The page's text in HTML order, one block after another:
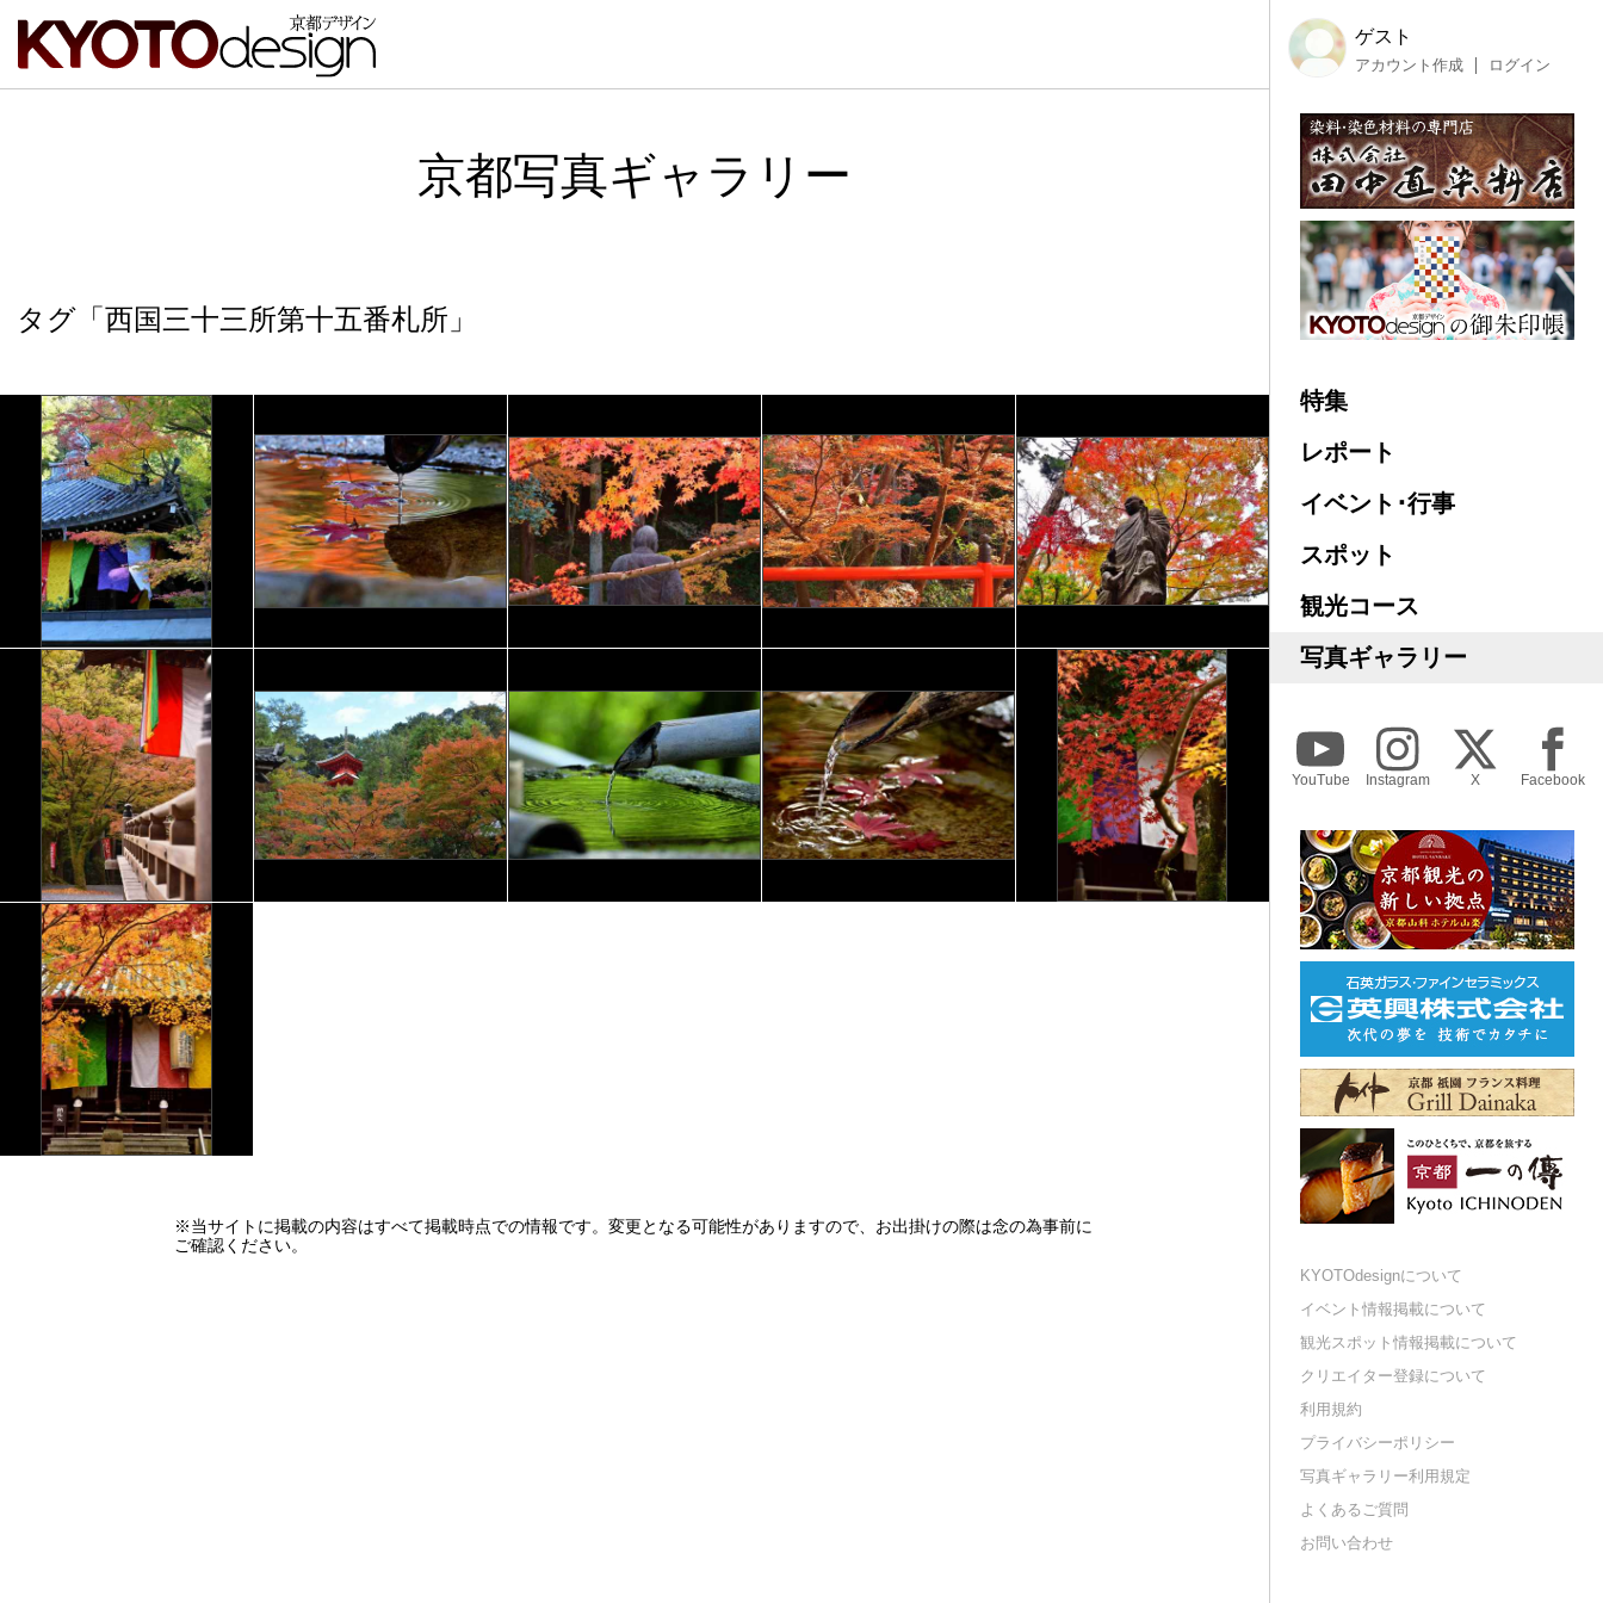
京都写真ギャラリー
タグ「西国三十三所第十五番札所」
※当サイトに掲載の内容はすべて掲載時点での情報です。変更となる可能性がありますので、お出掛けの際は念の為事前に
ご確認ください。
ゲスト
アカウント作成 ログイン
特集
レポート
イベント･行事
スポット
観光コース
写真ギャラリー
YouTube Instagram X Facebook
KYOTOdesignについて
イベント情報掲載について
観光スポット情報掲載について
クリエイター登録について
利用規約
プライバシーポリシー
写真ギャラリー利用規定
よくあるご質問
お問い合わせ